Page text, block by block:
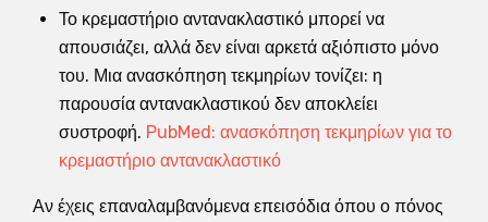
Το κρεμαστήριο αντανακλαστικό μπορεί να
απουσιάζει, αλλά δεν είναι αρκετά αξιόπιστο μόνο
του. Μια ανασκόπηση τεκμηρίων τονίζει: η
παρουσία αντανακλαστικού δεν αποκλείει
συστροφή. PubMed: ανασκόπηση τεκμηρίων για το
κρεμαστήριο αντανακλαστικό
Αν έχεις επαναλαμβανόμενα επεισόδια όπου ο πόνος